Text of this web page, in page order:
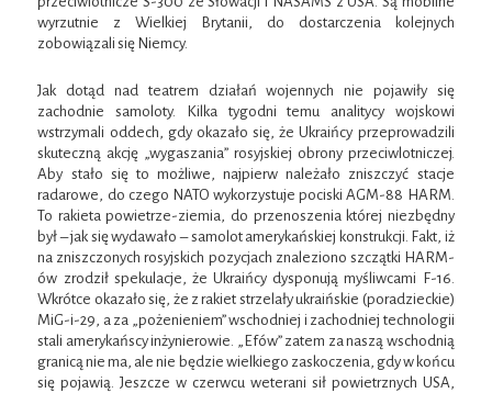
wyrzutnie z Wielkiej Brytanii, do dostarczenia kolejnych
zobowiązali się Niemcy.
Jak dotąd nad teatrem działań wojennych nie pojawiły się
zachodnie samoloty. Kilka tygodni temu analitycy wojskowi
wstrzymali oddech, gdy okazało się, że Ukraińcy przeprowadzili
skuteczną akcję „wygaszania” rosyjskiej obrony przeciwlotniczej.
Aby stało się to możliwe, najpierw należało zniszczyć stacje
radarowe, do czego NATO wykorzystuje pociski AGM-88 HARM.
To rakieta powietrze-ziemia, do przenoszenia której niezbędny
był – jak się wydawało – samolot amerykańskiej konstrukcji. Fakt, iż
na zniszczonych rosyjskich pozycjach znaleziono szczątki HARM-
ów zrodził spekulacje, że Ukraińcy dysponują myśliwcami F-16.
Wkrótce okazało się, że z rakiet strzelały ukraińskie (poradzieckie)
MiG-i-29, a za „pożenieniem” wschodniej i zachodniej technologii
stali amerykańscy inżynierowie. „Efów” zatem za naszą wschodnią
granicą nie ma, ale nie będzie wielkiego zaskoczenia, gdy w końcu
się pojawią. Jeszcze w czerwcu weterani sił powietrznych USA,